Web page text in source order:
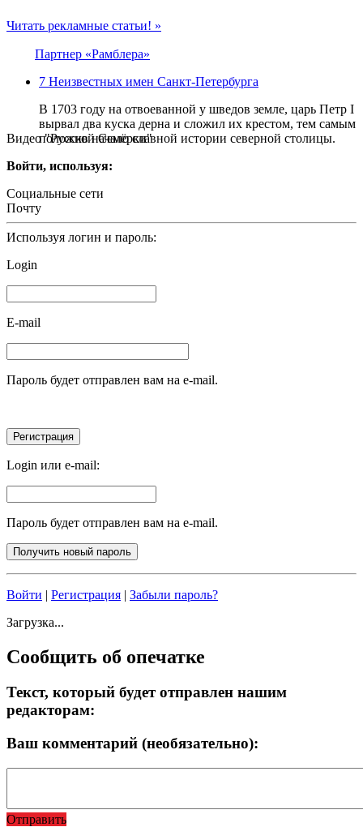
Видео "Русской Семёрки"
Читать рекламные статьи! »
Партнер «Рамблера»
7 Неизвестных имен Санкт-Петербурга
В 1703 году на отвоеванной у шведов земле, царь Петр I
вырвал два куска дерна и сложил их крестом, тем самым
положив начало славной истории северной столицы.
Войти, используя:
Социальные сети
Почту
Используя логин и пароль:
Login
E-mail
Пароль будет отправлен вам на e-mail.
Login или e-mail:
Пароль будет отправлен вам на e-mail.
Войти | Регистрация | Забыли пароль?
Загрузка...
Сообщить об опечатке
Текст, который будет отправлен нашим
редакторам:
Ваш комментарий (необязательно):
Отправить